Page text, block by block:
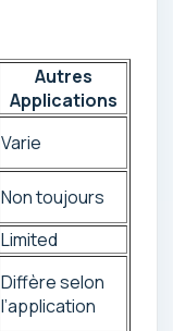
Autres
Applications
Varie
Non toujours
Limited
Diffère selon
l’application